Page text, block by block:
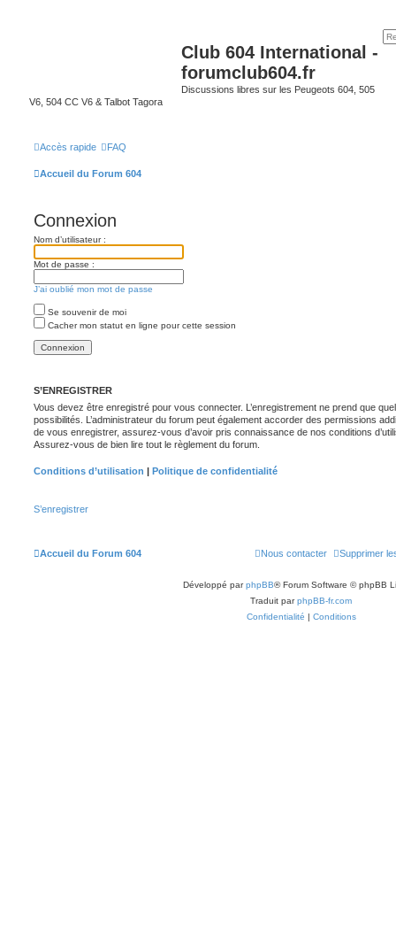
Club 604 International -
forumclub604.fr
Discussions libres sur les Peugeots 604, 505
V6, 504 CC V6 & Talbot Tagora
Accès rapide FAQ
Accueil du Forum 604
Connexion
Nom d’utilisateur :
Mot de passe :
J’ai oublié mon mot de passe
Se souvenir de moi
Cacher mon statut en ligne pour cette session
S’ENREGISTRER
Vous devez être enregistré pour vous connecter. L’enregistrement ne prend que
possibilités. L’administrateur du forum peut également accorder des permissions
de vous enregistrer, assurez-vous d’avoir pris connaissance de nos conditions
Assurez-vous de bien lire tout le règlement du forum.
Conditions d’utilisation | Politique de confidentialité
S’enregistrer
Accueil du Forum 604 Supprimer
Nous contacter
Développé parphpBB® Forum Software © phpBB
Traduit parphpBB-fr.com
Confidentialité | Conditions